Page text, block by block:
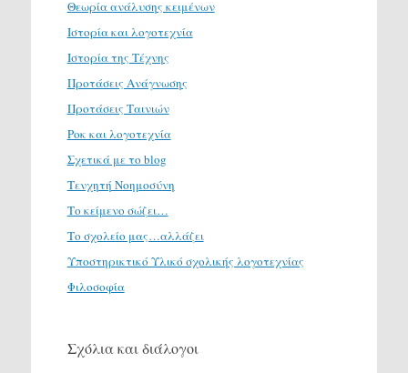
Θεωρία ανάλυσης κειμένων
Ιστορία και λογοτεχνία
Ιστορία της Τέχνης
Προτάσεις Ανάγνωσης
Προτάσεις Ταινιών
Ροκ και λογοτεχνία
Σχετικά με το blog
Τενχητή Νοημοσύνη
Το κείμενο σώζει…
Το σχολείο μας…αλλάζει
Υποστηρικτικό Υλικό σχολικής λογοτεχνίας
Φιλοσοφία
Σχόλια και διάλογοι